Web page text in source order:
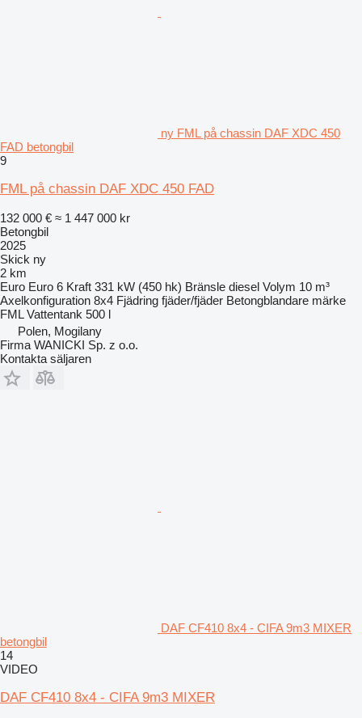
ny FML på chassin DAF XDC 450
FAD betongbil
9
FML på chassin DAF XDC 450 FAD
132 000 € ≈ 1 447 000 kr
Betongbil
2025
Skick ny
2 km
Euro Euro 6 Kraft 331 kW (450 hk) Bränsle diesel Volym 10 m³
Axelkonfiguration 8x4 Fjädring fjäder/fjäder Betongblandare märke
FML Vattentank 500 l
Polen, Mogilany
Firma WANICKI Sp. z o.o.
Kontakta säljaren
DAF CF410 8x4 - CIFA 9m3 MIXER
betongbil
14
VIDEO
DAF CF410 8x4 - CIFA 9m3 MIXER